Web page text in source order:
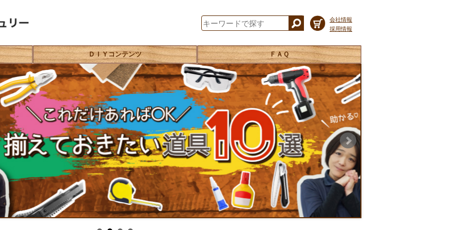
会社情報
採用情報
ＤＩＹコンテンツ ＦＡＱ